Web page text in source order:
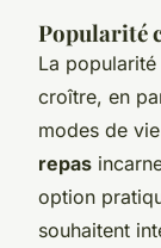
Popularité
La popularité
croître, en
modes de
repas
option
souhaitent